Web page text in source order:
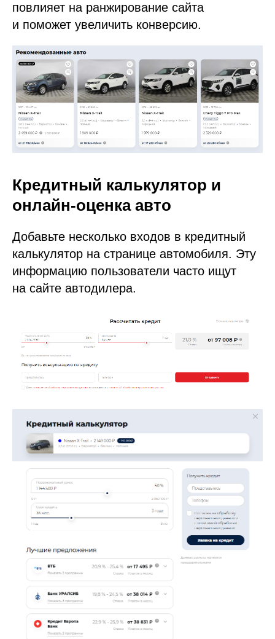
повлияет на ранжирование сайта
и поможет увеличить конверсию.
Кредитный калькулятор и
онлайн-оценка авто
Добавьте несколько входов в кредитный
калькулятор на странице автомобиля. Эту
информацию пользователи часто ищут
на сайте автодилера.